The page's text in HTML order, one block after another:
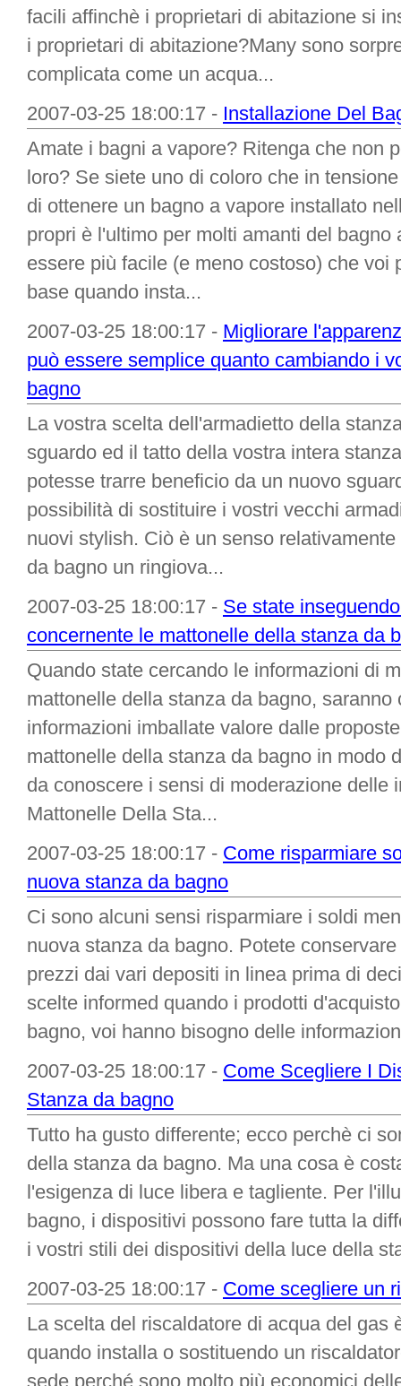
facili affinchè i proprietari di abitazione si
i proprietari di abitazione?Many sono
complicata come un acqua...
2007-03-25 18:00:17 - Installazione Del
Amate i bagni a vapore? Ritenga che non
loro? Se siete uno di coloro che in
di ottenere un bagno a vapore installato
propri è l'ultimo per molti amanti del
essere più facile (e meno costoso) che voi
base quando insta...
2007-03-25 18:00:17 - Migliorare
può essere semplice quanto cambiando i
bagno
La vostra scelta dell'armadietto della
sguardo ed il tatto della vostra intera
potesse trarre beneficio da un nuovo
possibilità di sostituire i vostri vecchi
nuovi stylish. Ciò è un senso
da bagno un ringiova...
2007-03-25 18:00:17 - Se state
concernente le mattonelle della stanza da
Quando state cercando le informazioni di
mattonelle della stanza da bagno,
informazioni imballate valore dalle
mattonelle della stanza da bagno in modo
da conoscere i sensi di moderazione delle
Mattonelle Della Sta...
2007-03-25 18:00:17 - Come risparmiare
nuova stanza da bagno
Ci sono alcuni sensi risparmiare i soldi
nuova stanza da bagno. Potete
prezzi dai vari depositi in linea prima di
scelte informed quando i prodotti
bagno, voi hanno bisogno delle
2007-03-25 18:00:17 - Come Scegliere I
Stanza da bagno
Tutto ha gusto differente; ecco perchè ci
della stanza da bagno. Ma una cosa è
l'esigenza di luce libera e tagliente. Per
bagno, i dispositivi possono fare tutta la
i vostri stili dei dispositivi della luce della
2007-03-25 18:00:17 - Come scegliere un
La scelta del riscaldatore di acqua del gas
quando installa o sostituendo un
sede perché sono molto più economici